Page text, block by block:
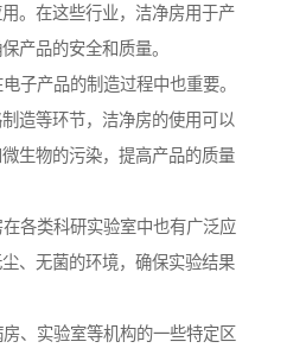
。在这些行业，洁净房用于产
产品的安全和质量。
子产品的制造过程中也重要。
造等环节，洁净房的使用可以
生物的污染，提高产品的质量
各类科研实验室中也有广泛应
、无菌的环境，确保实验结果
、实验室等机构的一些特定区